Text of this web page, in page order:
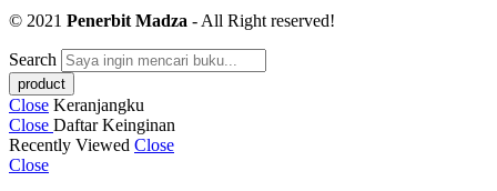
© 2021 Penerbit Madza - All Right reserved!
Search
Close Keranjangku
Close Daftar Keinginan
Recently Viewed Close
Close